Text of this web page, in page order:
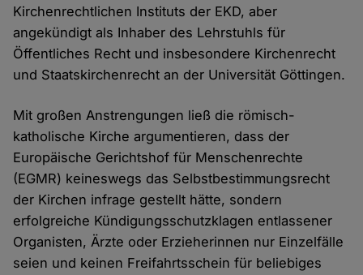
Kirchenrechtlichen Instituts der EKD, aber
angekündigt als Inhaber des Lehrstuhls für
Öffentliches Recht und insbesondere Kirchenrecht
und Staatskirchenrecht an der Universität Göttingen.
Mit großen Anstrengungen ließ die römisch-
katholische Kirche argumentieren, dass der
Europäische Gerichtshof für Menschenrechte
(EGMR) keineswegs das Selbstbestimmungsrecht
der Kirchen infrage gestellt hätte, sondern
erfolgreiche Kündigungsschutzklagen entlassener
Organisten, Ärzte oder Erzieherinnen nur Einzelfälle
seien und keinen Freifahrtsschein für beliebiges